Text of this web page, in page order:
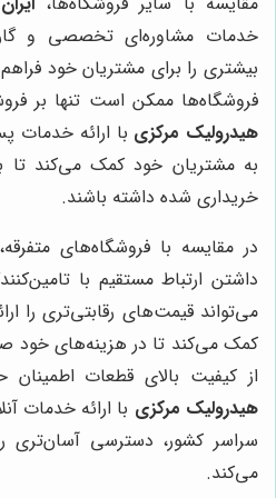
خدمات مشاوره‌ای تخصصی و
بیشتری را برای مشتریان خود
فروشگاه‌ها ممکن است تنها بر
هیدرولیک مرکزی با ارائه خدمات
به مشتریان خود کمک می‌کند تا
خریداری شده داشته باشند.
در مقایسه با فروشگاه‌های متفرقه،
داشتن ارتباط مستقیم با
می‌تواند قیمت‌های رقابتی‌تری را
کمک می‌کند تا در هزینه‌های خود
از کیفیت بالای قطعات
هیدرولیک مرکزی با ارائه خدمات
سراسر کشور، دسترسی آسان‌تری
می‌کند.